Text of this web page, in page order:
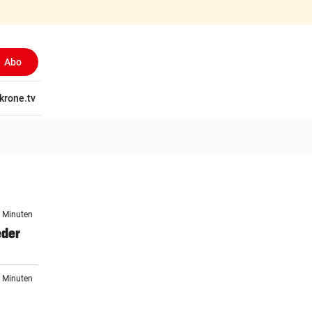
Abo
krone.tv
Minuten
Minuten